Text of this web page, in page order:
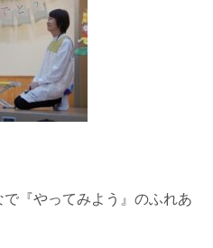
『やってみよう』のふれあ